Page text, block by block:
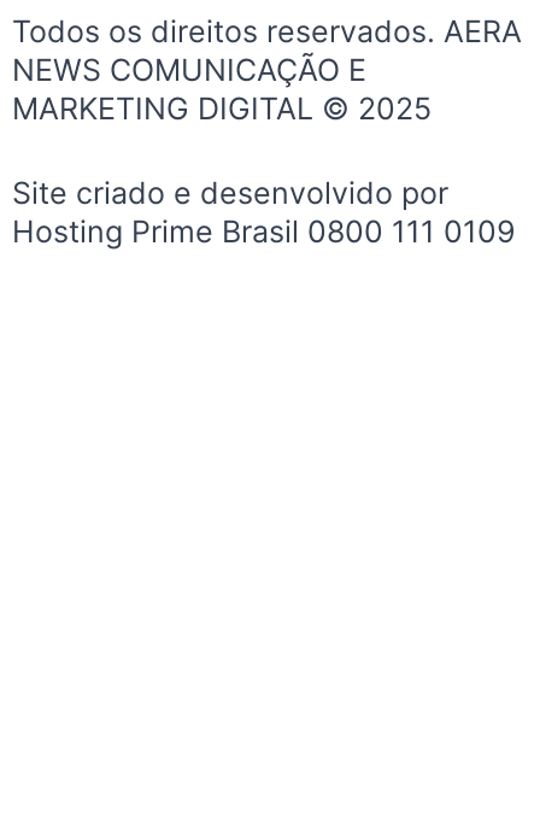
e
b
o
o
f
t
a
g
r
t
u
b
e
Todos os direitos reservados. AERA
NEWS COMUNICAÇÃO E
MARKETING DIGITAL © 2025
Site criado e desenvolvido por
Hosting Prime Brasil 0800 111 0109